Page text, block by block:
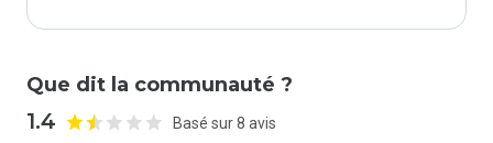
Que dit la communauté ?
1.4 Basé sur 8 avis